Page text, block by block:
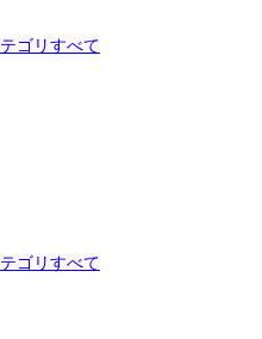
ゴリすべて
ゴリすべて